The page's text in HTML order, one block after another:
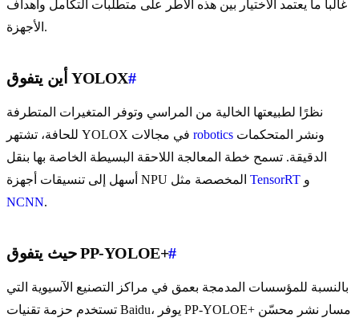
غالباً ما يعتمد الاختيار بين هذه الأطر على متطلبات التكامل وأهداف
الأجهزة.
أين يتفوق YOLOX#
نظرًا لطبيعتها الخالية من المراسي وتوفر المتغيرات المتطرفة
robotics
الدقيقة. تسمح خطة المعالجة اللاحقة البسيطة الخاصة بها بنقل
TensorRT و
NCNN.
حيث يتفوق PP-YOLOE+#
بالنسبة للمؤسسات المدمجة بعمق في مراكز التصنيع الآسيوية التي
تستخدم حزمة تقنيات Baidu، يوفر PP-YOLOE+ مسار نشر محسّن